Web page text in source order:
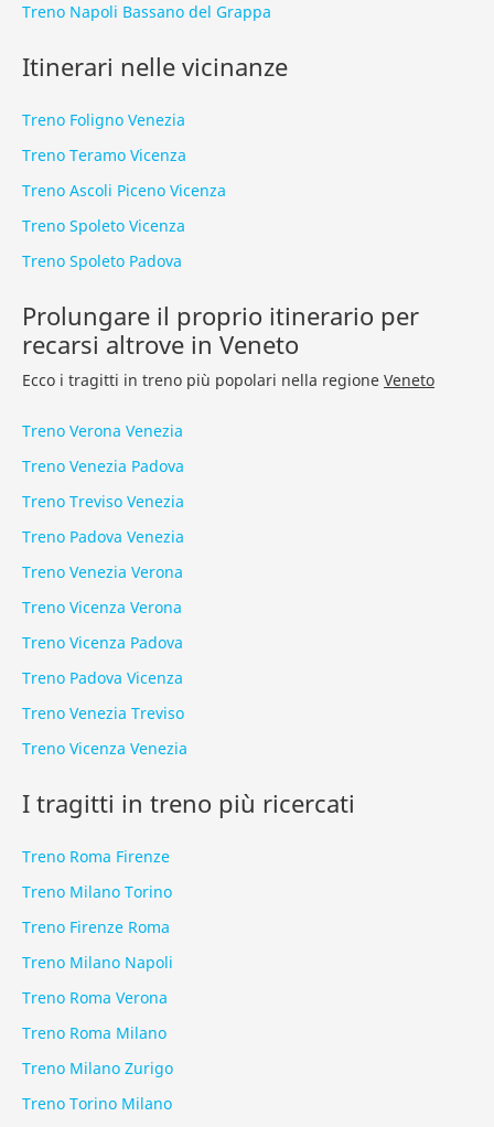
Treno Napoli Bassano del Grappa
Itinerari nelle vicinanze
Treno Foligno Venezia
Treno Teramo Vicenza
Treno Ascoli Piceno Vicenza
Treno Spoleto Vicenza
Treno Spoleto Padova
Prolungare il proprio itinerario per
recarsi altrove in Veneto
Ecco i tragitti in treno più popolari nella regione Veneto
Treno Verona Venezia
Treno Venezia Padova
Treno Treviso Venezia
Treno Padova Venezia
Treno Venezia Verona
Treno Vicenza Verona
Treno Vicenza Padova
Treno Padova Vicenza
Treno Venezia Treviso
Treno Vicenza Venezia
I tragitti in treno più ricercati
Treno Roma Firenze
Treno Milano Torino
Treno Firenze Roma
Treno Milano Napoli
Treno Roma Verona
Treno Roma Milano
Treno Milano Zurigo
Treno Torino Milano